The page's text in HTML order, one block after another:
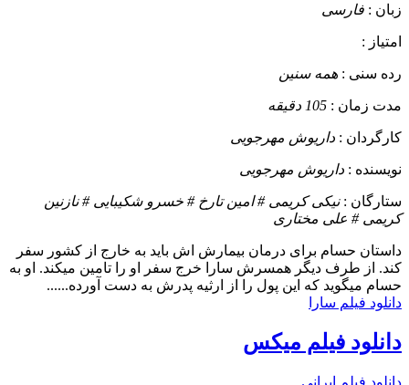
زبان : فارسی
امتیاز :
رده سنی : همه سنین
مدت زمان : 105 دقیقه
کارگردان : داریوش مهرجویی
نویسنده : داریوش مهرجویی
ستارگان :نیکی کریمی # امین تارخ # خسرو شکیبایی # نازنین
کریمی # علی مختاری
داستان حسام برای درمان بیمارش اش باید به خارج از کشور سفر
کند. از طرف دیگر همسرش سارا خرج سفر او را تامین میکند. او به
حسام میگوید که این پول را از ارثیه پدرش به دست آورده......
دانلود فیلم سارا
دانلود فیلم میکس
دانلود فیلم ایرانی